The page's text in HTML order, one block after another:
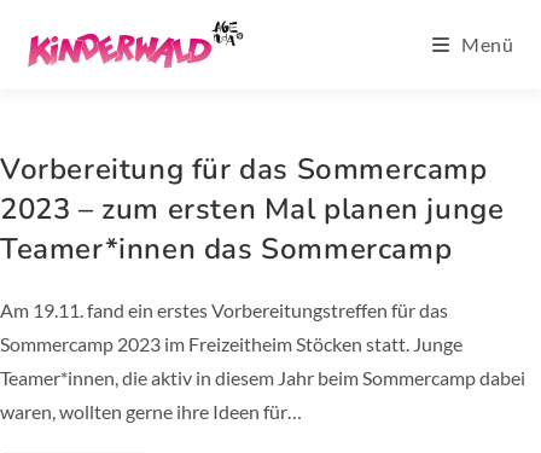
Inhalt
springen
Menü
Vorbereitung für das Sommercamp
2023 – zum ersten Mal planen junge
Teamer*innen das Sommercamp
Am 19.11. fand ein erstes Vorbereitungstreffen für das
Sommercamp 2023 im Freizeitheim Stöcken statt. Junge
Teamer*innen, die aktiv in diesem Jahr beim Sommercamp dabei
waren, wollten gerne ihre Ideen für…